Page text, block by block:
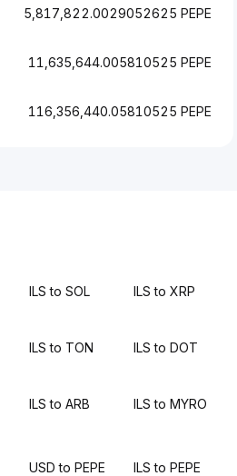
5,817,822.0029052625 PEPE
11,635,644.005810525 PEPE
116,356,440.05810525 PEPE
ILS to SOL ILS to XRP
ILS to TON ILS to DOT
ILS to ARB ILS to MYRO
USD to PEPE ILS to PEPE